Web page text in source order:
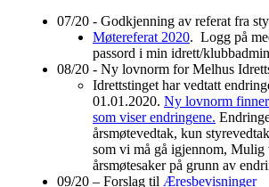
07/20 - Godkjenning av referat fra
Møtereferat 2020. Logg på
passord i min idrett/
08/20 - Ny lovnorm for Melhus
Idrettstinget har vedtatt
01.01.2020. Ny lovnorm finner
som viser endringene.
årsmøtevedtak, kun
som vi må gå igjennom, Mulig
årsmøtesaker på grunn av
09/20 – Forslag til Æresbevisninger